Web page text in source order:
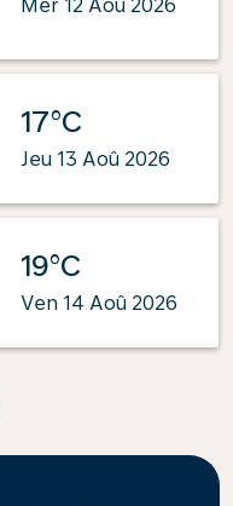
Mer 12 Aoû 2026
17°C
Jeu 13 Aoû 2026
19°C
Ven 14 Aoû 2026